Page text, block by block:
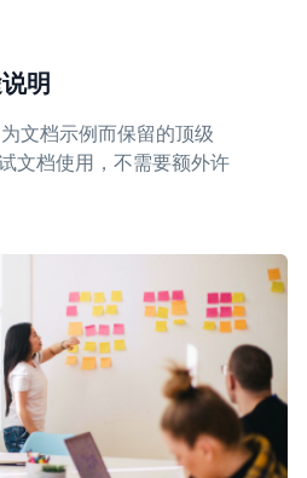
明
文档示例而保留的顶级
文档使用，不需要额外许